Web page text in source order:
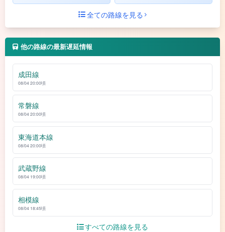
全ての路線を見る
他の路線の最新遅延情報
成田線
08/04 20:00頃
常磐線
08/04 20:00頃
東海道本線
08/04 20:00頃
武蔵野線
08/04 19:00頃
相模線
08/04 18:45頃
すべての路線を見る